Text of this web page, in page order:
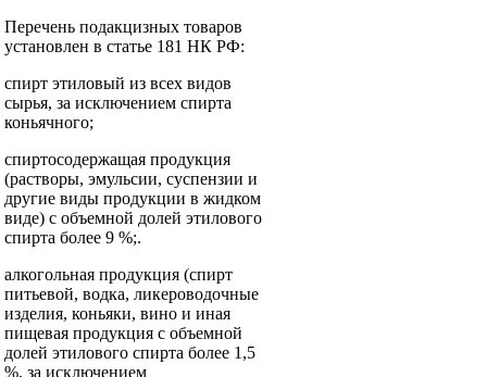
Перечень подакцизных товаров
установлен в статье 181 НК РФ:
спирт этиловый из всех видов
сырья, за исключением спирта
коньячного;
спиртосодержащая продукция
(растворы, эмульсии, суспензии и
другие виды продукции в жидком
виде) с объемной долей этилового
спирта более 9 %;.
алкогольная продукция (спирт
питьевой, водка, ликероводочные
изделия, коньяки, вино и иная
пищевая продукция с объемной
долей этилового спирта более 1,5
%, за исключением